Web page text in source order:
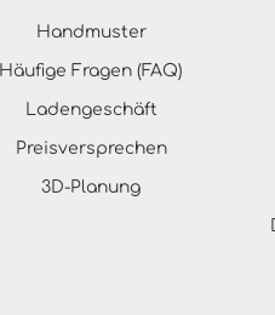
Handmuster
Häufige Fragen (FAQ)
Ladengeschäft
Preisversprechen
3D-Planung